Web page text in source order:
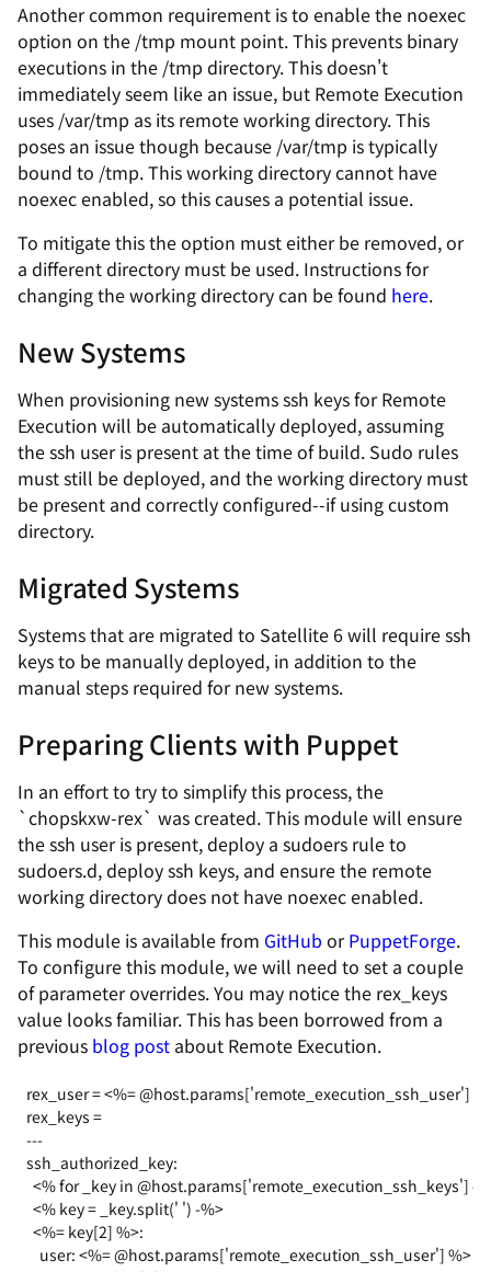
Another common requirement is to enable the noexec
option on the /tmp mount point. This prevents binary
executions in the /tmp directory. This doesn't
immediately seem like an issue, but Remote Execution
uses /var/tmp as its remote working directory. This
poses an issue though because /var/tmp is typically
bound to /tmp. This working directory cannot have
noexec enabled, so this causes a potential issue.
To mitigate this the option must either be removed, or
a different directory must be used. Instructions for
changing the working directory can be found here.
New Systems
When provisioning new systems ssh keys for Remote
Execution will be automatically deployed, assuming
the ssh user is present at the time of build. Sudo rules
must still be deployed, and the working directory must
be present and correctly configured--if using custom
directory.
Migrated Systems
Systems that are migrated to Satellite 6 will require ssh
keys to be manually deployed, in addition to the
manual steps required for new systems.
Preparing Clients with Puppet
In an effort to try to simplify this process, the
`chopskxw-rex` was created. This module will ensure
the ssh user is present, deploy a sudoers rule to
sudoers.d, deploy ssh keys, and ensure the remote
working directory does not have noexec enabled.
This module is available from GitHub orPuppetForge.
To configure this module, we will need to set a couple
of parameter overrides. You may notice the rex_keys
value looks familiar. This has been borrowed from a
previous blog post about Remote Execution.
rex_user = <%= @host.params['remote_execution_ssh_user']
rex_keys =
---
ssh_authorized_key:
<% for _key in @host.params['remote_execution_ssh_keys']
  <% key = _key.split(' ') -%>
  <%= key[2] %>:
    user: <%= @host.params['remote_execution_ssh_user'] %>